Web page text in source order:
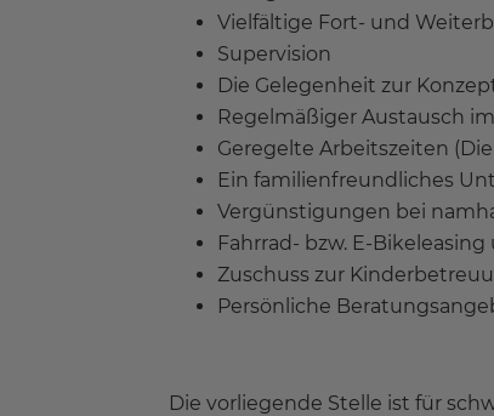
Vielfältige Fort- und
Supervision
Die Gelegenheit zur
Regelmäßiger Austausch
Geregelte Arbeitszeiten
Ein familienfreundliches
Vergünstigungen bei
Fahrrad- bzw. E-Bikeleasing
Zuschuss zur
Persönliche
Die vorliegende Stelle ist für